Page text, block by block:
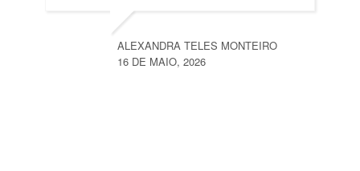
ALEXANDRA TELES MONTEIRO
16 DE MAIO, 2026